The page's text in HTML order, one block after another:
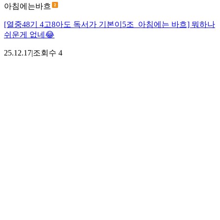
아침에는바흐
[열중48기 4고8아도 독서가 기본이5조_아침에는 바흐] 뭐하나
쉬운게 없네😂
25.12.17|조회수 4